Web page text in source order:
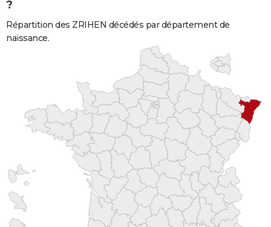
?
Répartition des ZRIHEN décédés par département de
naissance.